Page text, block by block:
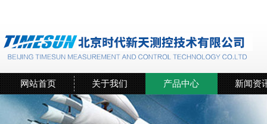
网站首页 关于我们 产品中心 新闻资